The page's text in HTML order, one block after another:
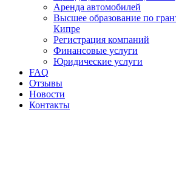
Аренда автомобилей
Высшее образование по
Кипре
Регистрация компаний
Финансовые услуги
Юридические услуги
FAQ
Отзывы
Новости
Контакты